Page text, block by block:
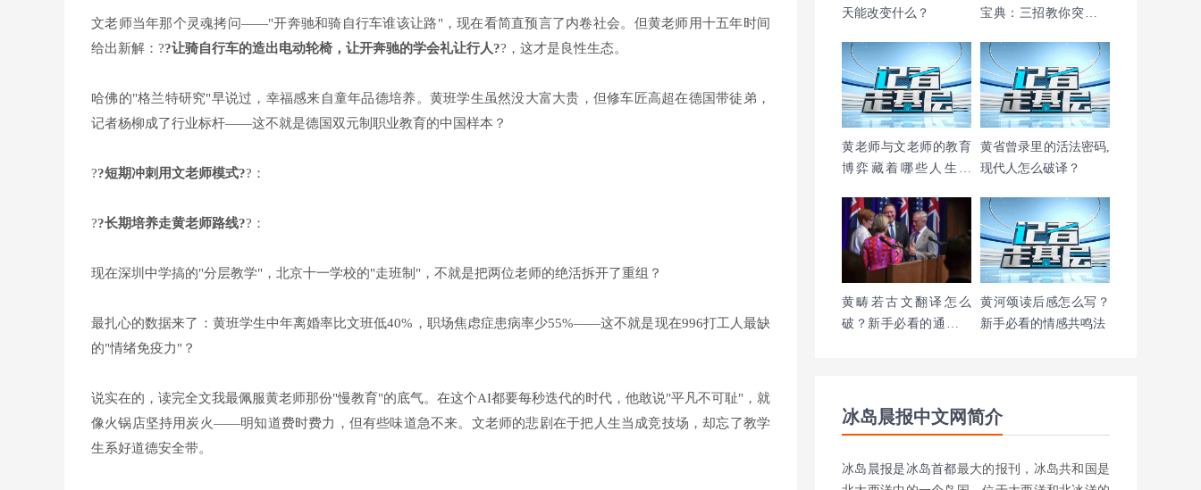
文老师当年那个灵魂拷问——"开奔驰和骑自行车谁该让路"，现在看简直预言了内卷社会。但黄老师用十五年时间
给出新解：??让骑自行车的造出电动轮椅，让开奔驰的学会礼让行人??，这才是良性生态。
哈佛的"格兰特研究"早说过，幸福感来自童年品德培养。黄班学生虽然没大富大贵，但修车匠高超在德国带徒弟，
记者杨柳成了行业标杆——这不就是德国双元制职业教育的中国样本？
??短期冲刺用文老师模式??：
??长期培养走黄老师路线??：
现在深圳中学搞的"分层教学"，北京十一学校的"走班制"，不就是把两位老师的绝活拆开了重组？
最扎心的数据来了：黄班学生中年离婚率比文班低40%，职场焦虑症患病率少55%——这不就是现在996打工人最缺
的"情绪免疫力"？
说实在的，读完全文我最佩服黄老师那份"慢教育"的底气。在这个AI都要每秒迭代的时代，他敢说"平凡不可耻"，就
像火锅店坚持用炭火——明知道费时费力，但有些味道急不来。文老师的悲剧在于把人生当成竞技场，却忘了教学
生系好道德安全带。
天能改变什么？
宝典：三招教你突破生
黄老师与文老师的教育
博弈藏着哪些人生真
黄省曾录里的活法密码,
现代人怎么破译？
黄畴若古文翻译怎么
破？新手必看的通关秘
黄河颂读后感怎么写？
新手必看的情感共鸣法
冰岛晨报中文网简介
冰岛晨报是冰岛首都最大的报刊，冰岛共和国是